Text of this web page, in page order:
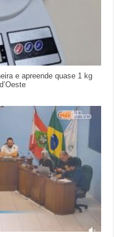
e apreende quase 1 kg